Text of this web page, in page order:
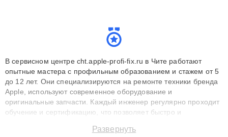
В сервисном центре cht.apple-profi-fix.ru в Чите работают
опытные мастера с профильным образованием и стажем от 5
до 12 лет. Они специализируются на ремонте техники бренда
Apple, используют современное оборудование и
оригинальные запчасти. Каждый инженер регулярно проходит
обучение и сертификацию, что позволяет быстро и
сохранением гарантии до 3 лет. Наши мастера решают
Развернуть